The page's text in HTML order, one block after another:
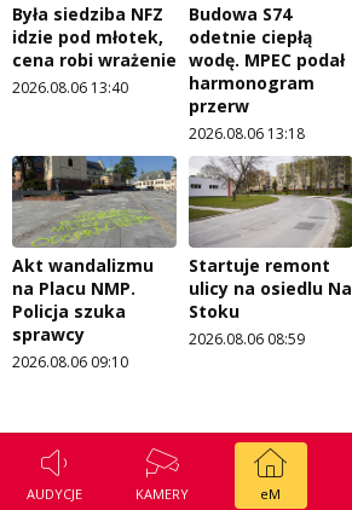
AUDYCJE KAMERY eM
Była siedziba NFZ
idzie pod młotek,
cena robi wrażenie
2026.08.06 13:40
Budowa S74
odetnie ciepłą
wodę. MPEC podał
harmonogram
przerw
2026.08.06 13:18
Akt wandalizmu
na Placu NMP.
Policja szuka
sprawcy
2026.08.06 09:10
Startuje remont
ulicy na osiedlu Na
Stoku
2026.08.06 08:59